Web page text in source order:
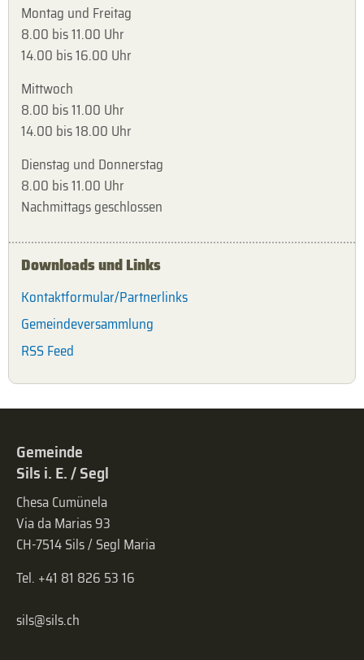
Montag und Freitag
8.00 bis 11.00 Uhr
14.00 bis 16.00 Uhr
Mittwoch
8.00 bis 11.00 Uhr
14.00 bis 18.00 Uhr
Dienstag und Donnerstag
8.00 bis 11.00 Uhr
Nachmittags geschlossen
Downloads und Links
Kontaktformular/Partnerlinks
Gemeindeversammlung
RSS Feed
Gemeinde
Sils i. E. / Segl
Chesa Cumünela
Via da Marias 93
CH-7514 Sils / Segl Maria
Tel. +41 81 826 53 16
sils@sils.ch